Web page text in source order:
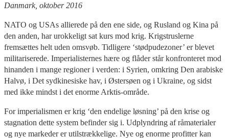
Danmark, oktober 2016
NATO og USAs allierede på den ene side, og Rusland og Kina på
den anden, har urokkeligt sat kurs mod krig. Krigstruslerne
fremsættes helt uden omsvøb. Tidligere ‘stødpudezoner’ er blevet
militariserede. Imperialisternes hære og flåder står konfronteret mod
hinanden i mange regioner i verden: i Syrien, omkring Den arabiske
Halvø, i Det sydkinesiske hav, i Østersøen og i Ukraine, og sidst
med ikke mindst i det enorme Arktis-område.
For imperialismen er krig ‘den endelige løsning’ på den krise og
stagnation dette system befinder sig i. Udplyndring af råmaterialer
og nye markeder er utilstrækkelige. Nye og enorme profitter kan